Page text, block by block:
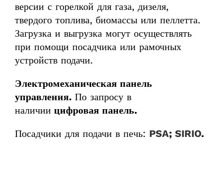
версии с горелкой для газа, дизеля,
твердого топлива, биомассы или пеллетта.
Загрузка и выгрузка могут осуществлять
при помощи посадчика или рамочных
устройств подачи.
Электромеханическая панель
управления. По запросу в
наличиицифровая панель.
Посадчики для подачи в печь: PSA; SIRIO.